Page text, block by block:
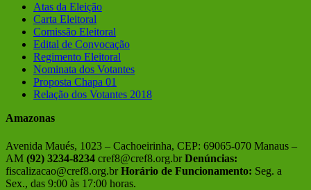
Atas da Eleição
Carta Eleitoral
Comissão Eleitoral
Edital de Convocação
Regimento Eleitoral
Nominata dos Votantes
Proposta Chapa 01
Relação dos Votantes 2018
Amazonas
Avenida Maués, 1023 – Cachoeirinha, CEP: 69065-070 Manaus –
AM (92) 3234-8234 cref8@cref8.org.br Denúncias:
fiscalizacao@cref8.org.br Horário de Funcionamento: Seg. a
Sex., das 9:00 às 17:00 horas.